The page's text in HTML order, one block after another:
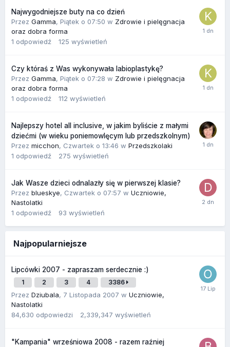
Najwygodniejsze buty na co dzień
Przez Gamma, Piątek o 07:50 w Zdrowie i pielęgnacja
oraz dobra forma
1 odpowiedź 125 wyświetleń
Czy któraś z Was wykonywała labioplastykę?
Przez Gamma, Piątek o 07:28 w Zdrowie i pielęgnacja
oraz dobra forma
1 odpowiedź 112 wyświetleń
Najlepszy hotel all inclusive, w jakim byliście z małymi
dziećmi (w wieku poniemowlęcym lub przedszkolnym)
Przez micchon, Czwartek o 13:46 w Przedszkolaki
1 odpowiedź 275 wyświetleń
Jak Wasze dzieci odnalazły się w pierwszej klasie?
Przez blueskye, Czwartek o 07:57 w Uczniowie,
Nastolatki
1 odpowiedź 93 wyświetleń
Najpopularniejsze
Lipcówki 2007 - zapraszam serdecznie :)
1 2 3 4 3386
Przez Dziubala, 7 Listopada 2007 w Uczniowie,
Nastolatki
84,630 odpowiedzi 2,339,347 wyświetleń
"Kampania" wrześniowa 2008 - razem raźniej